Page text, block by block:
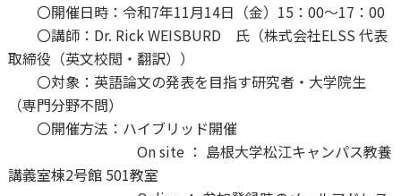
〇開催日時：令和7年11月14日（金）15：00～17：00
〇講師：Dr. Rick WEISBURD 氏（株式会社ELSS 代表
取締役（英文校閲・翻訳））
〇対象：英語論文の発表を目指す研究者・大学院生
（専門分野不問）
〇開催方法：ハイブリッド開催
On site ： 島根大学松江キャンパス教養
講義室棟2号館 501教室